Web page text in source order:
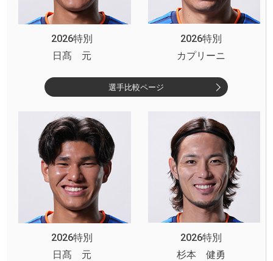
2026特別
2026特別
日髙 元
カプリーニ
選手比較ページ
2026特別
2026特別
日髙 元
杉本 健勇